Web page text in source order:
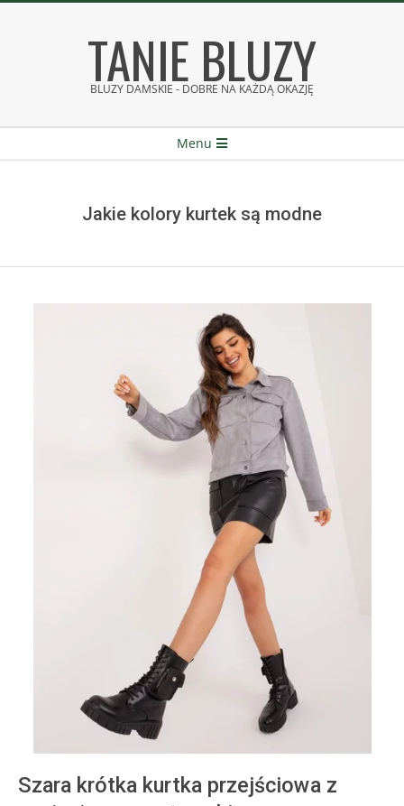
TANIE BLUZY
BLUZY DAMSKIE - DOBRE NA KAŻDĄ OKAZJĘ
Menu
Jakie kolory kurtek są modne
Szara krótka kurtka przejściowa z